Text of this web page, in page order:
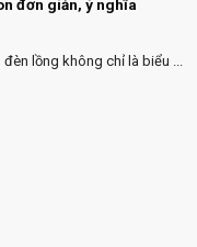
đơn giản, ý nghĩa
lồng không chỉ là biểu ...